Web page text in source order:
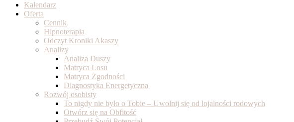
Kalendarz
Oferta
Cennik
Hipnoterapia
Odczyt Kroniki Akaszy
Analizy
Analiza Duszy
Matryca Losu
Matryca Zgodności
Diagnostyka Energetyczna
Rozwój osobisty
To nigdy nie było o Tobie – Uwolnij się od lojalności rodowych
Otwórz się na Obfitość